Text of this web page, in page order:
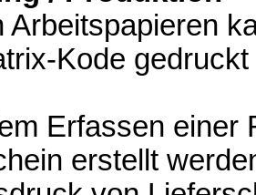
Arbeitspapieren
Kode
Erfassen einer
erstellt